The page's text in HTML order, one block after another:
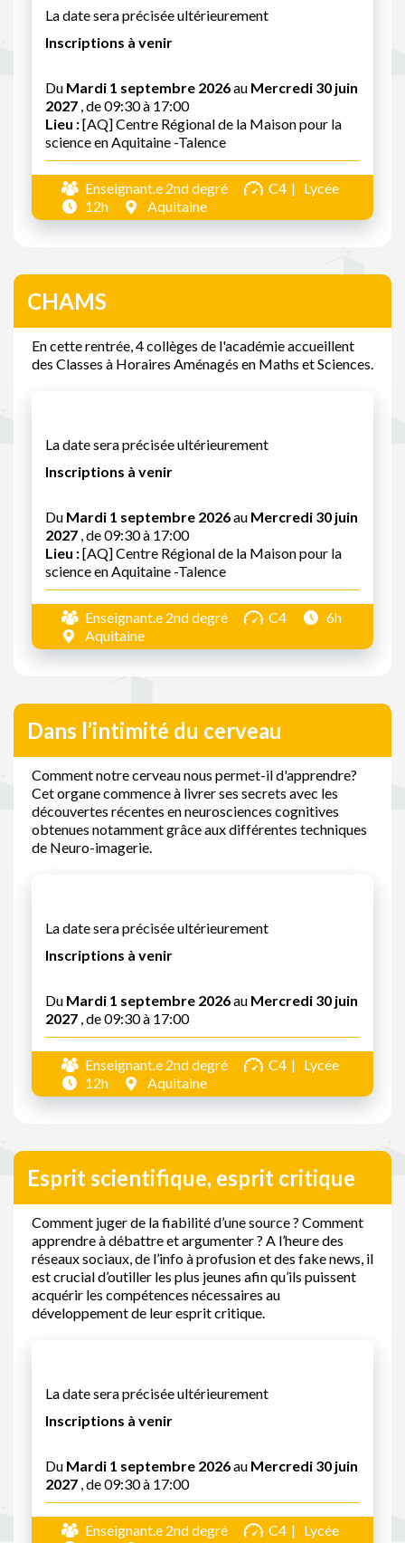
La date sera précisée ultérieurement
Inscriptions à venir
Du Mardi 1 septembre 2026au Mercredi 30 juin
2027 , de 09:30 à 17:00
Lieu :[AQ] Centre Régional de la Maison pour la
science en Aquitaine -Talence
Enseignant.e 2nd degré C4
Lycée
12h
Aquitaine
CHAMS
En cette rentrée, 4 collèges de l'académie accueillent
des Classes à Horaires Aménagés en Maths et Sciences.
La date sera précisée ultérieurement
Inscriptions à venir
Du Mardi 1 septembre 2026au Mercredi 30 juin
2027 , de 09:30 à 17:00
Lieu :[AQ] Centre Régional de la Maison pour la
science en Aquitaine -Talence
Enseignant.e 2nd degré C4
6h
Aquitaine
Dans l’intimité du cerveau
Comment notre cerveau nous permet-il d'apprendre?
Cet organe commence à livrer ses secrets avec les
découvertes récentes en neurosciences cognitives
obtenues notamment grâce aux différentes techniques
de Neuro-imagerie.
La date sera précisée ultérieurement
Inscriptions à venir
Du Mardi 1 septembre 2026au Mercredi 30 juin
2027 , de 09:30 à 17:00
Enseignant.e 2nd degré C4
Lycée
12h
Aquitaine
Esprit scientifique, esprit critique
Comment juger de la fiabilité d’une source ? Comment
apprendre à débattre et argumenter ? A l’heure des
réseaux sociaux, de l’info à profusion et des fake news, il
est crucial d’outiller les plus jeunes afin qu’ils puissent
acquérir les compétences nécessaires au
développement de leur esprit critique.
La date sera précisée ultérieurement
Inscriptions à venir
Du Mardi 1 septembre 2026au Mercredi 30 juin
2027 , de 09:30 à 17:00
Enseignant.e 2nd degré C4
Lycée